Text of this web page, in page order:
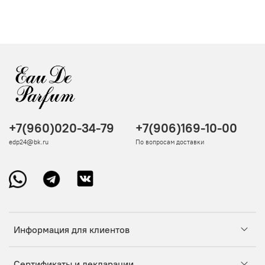
Информация для клиентов
+7(960)020-34-79
edp24@bk.ru
+7(906)169-10-00
По вопросам доставки